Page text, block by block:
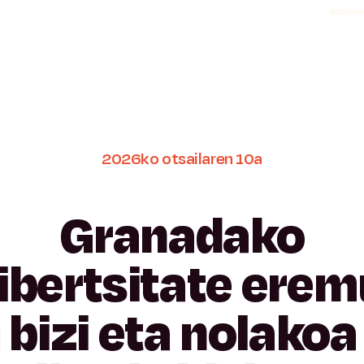
2026kootsailaren10a
Granadako
bizietanolakoa